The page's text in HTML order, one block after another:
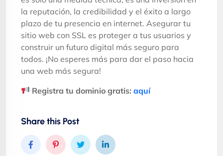
la reputación, la credibilidad y el éxito a largo
plazo de tu presencia en internet. Asegurar tu
sitio web con SSL es proteger a tus usuarios y
construir un futuro digital más seguro para
todos. ¡No esperes más para dar el paso hacia
una web más segura!
Registra tu dominio gratis:aquí
Share this Post